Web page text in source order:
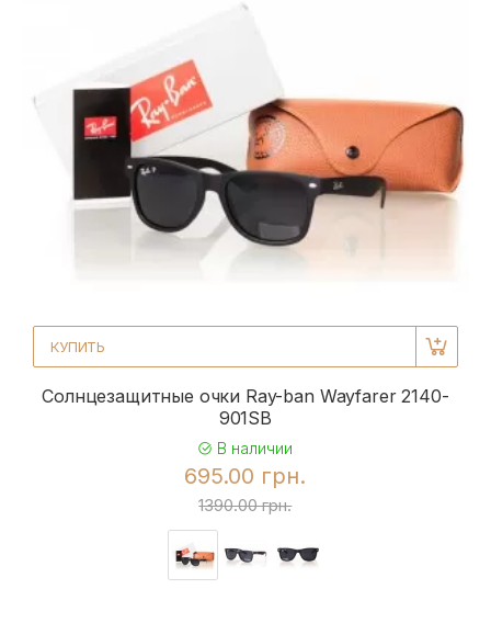
КУПИТЬ
Солнцезащитные очки Ray-ban Wayfarer 2140-
901SB
В наличии
695.00 грн.
1390.00 грн.